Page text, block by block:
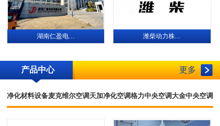
湖南仁盈电... 潍柴动力株...
产品中心 更多
净化材料设备麦克维尔空调天加净化空调格力中央空调大金中央空调